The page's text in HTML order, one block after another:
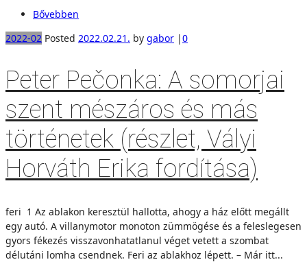
Bővebben
2022-02 Posted 2022.02.21. by gabor |0
Peter Pečonka: A somorjai
szent mészáros és más
történetek (részlet, Vályi
Horváth Erika fordítása)
feri 1 Az ablakon keresztül hallotta, ahogy a ház előtt megállt
egy autó. A villanymotor monoton zümmögése és a feleslegesen
gyors fékezés visszavonhatatlanul véget vetett a szombat
délutáni lomha csendnek. Feri az ablakhoz lépett. – Már itt...